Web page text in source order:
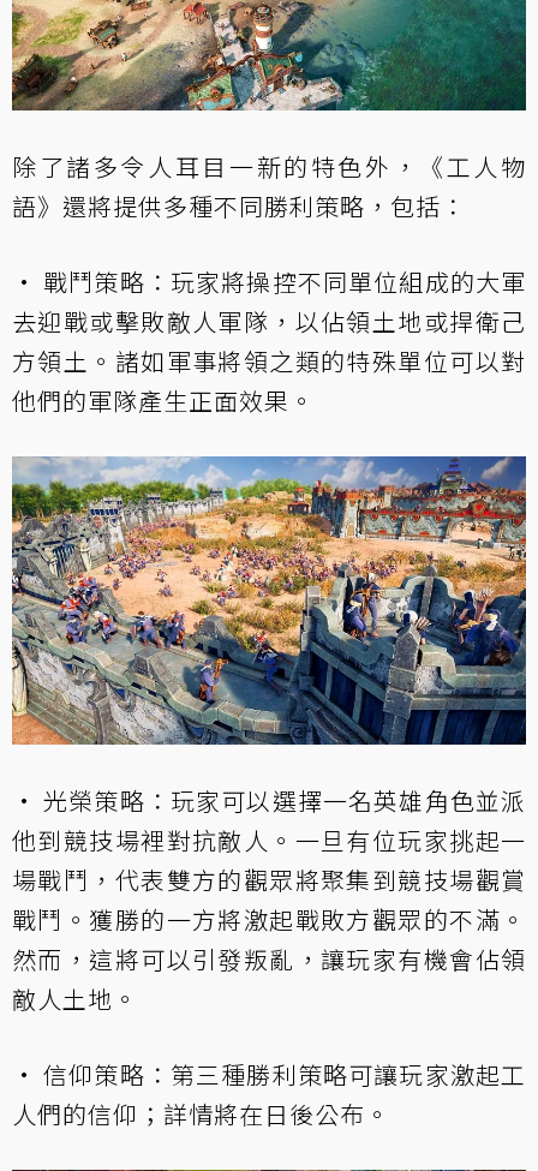
除了諸多令人耳目一新的特色外，《工人物
語》還將提供多種不同勝利策略，包括：
• 戰鬥策略：玩家將操控不同單位組成的大軍
去迎戰或擊敗敵人軍隊，以佔領土地或捍衛己
方領土。諸如軍事將領之類的特殊單位可以對
他們的軍隊產生正面效果。
• 光榮策略：玩家可以選擇一名英雄角色並派
他到競技場裡對抗敵人。一旦有位玩家挑起一
場戰鬥，代表雙方的觀眾將聚集到競技場觀賞
戰鬥。獲勝的一方將激起戰敗方觀眾的不滿。
然而，這將可以引發叛亂，讓玩家有機會佔領
敵人土地。
• 信仰策略：第三種勝利策略可讓玩家激起工
人們的信仰；詳情將在日後公布。